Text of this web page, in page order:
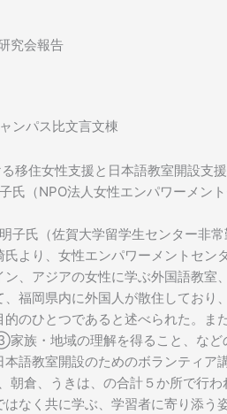
究会報告
ンパス比文言文棟
る移住女性支援と日本語教室開設
氏（NPO法人女性エンパワーメン
子氏（佐賀大学留学生センター非常
より、女性エンパワーメントセ
ン、アジアの女性に学ぶ外国語教
福岡県内に外国人が散住してお
的のひとつであると述べられた。
族・地域の理解を得ること、など
本語教室開設のためのボランティ
朝倉、うきは、の合計５か所で
なく共に学ぶ、学習者に寄り添